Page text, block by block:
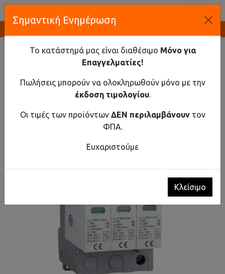
ΑΡΧΙΚΉ
ΥΛΙΚΌ ΡΆΓΑΣ
ΑΝΤΙΚΕΡΑΥΝΙΚΆ
ΑΝΤΙΚΕΡΑΥΝΙΚΌ AC T1+T2 12.5KA 3 ΠΌΛΟΙ ΜΕ
Αντικεραυνικό AC T1+T2 12.5kA 3 πόλοι με
επικοινωνία
Σημαντική Ενημέρωση
Το κατάστημά μας είναι διαθέσιμο Μόνο για
Επαγγελματίες!
Πωλήσεις μπορούν να ολοκληρωθούν μόνο με την
έκδοση τιμολογίου.
Οι τιμές των προϊόντων ΔΕΝ περιλαμβάνουντον
ΦΠΑ.
Ευχαριστούμε
Κλείσιμο